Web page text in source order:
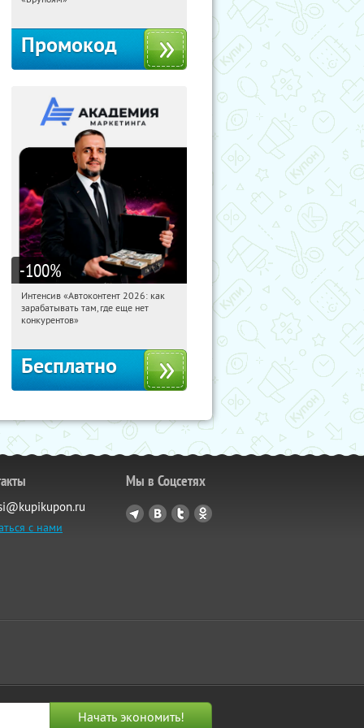
Промокод
-100%
04:53:07 Получили:
Россия
Интенсив «Автоконтент 2026: как
зарабатывать там, где еще нет
конкурентов»
Бесплатно
с нами
Мы в Соцсетях